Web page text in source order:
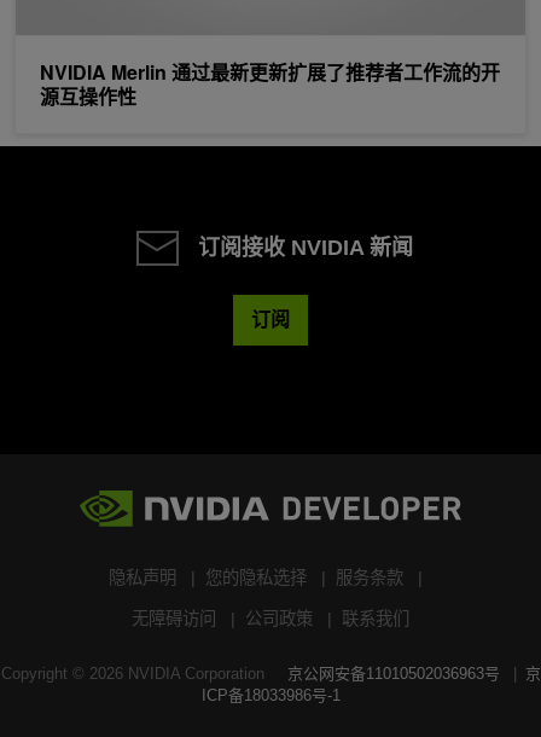
NVIDIA Merlin 通过最新更新扩展了推荐者工作流的开
源互操作性
订阅接收 NVIDIA 新闻
订阅
隐私声明 您的隐私选择 服务条款
无障碍访问 公司政策 联系我们
Copyright © 2026NVIDIA Corporation 京公网安备11010502036963号
京
ICP备18033986号-1